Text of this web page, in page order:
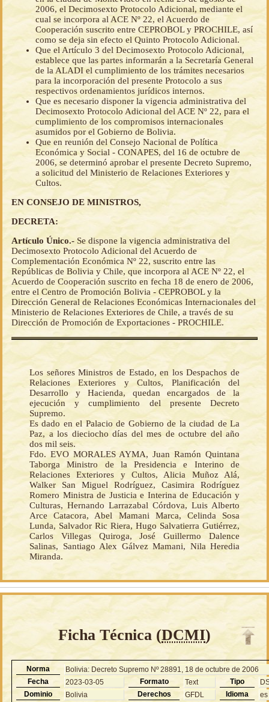
2006, el Decimosexto Protocolo Adicional, mediante el
cual se incorpora al ACE Nº 22, el Acuerdo de
Cooperación suscrito entre CEPROBOL y PROCHILE, así
como se deja sin efecto el Quinto Protocolo Adicional.
Que el Artículo 3 del Decimosexto Protocolo Adicional,
establece que las partes informarán a la Secretaría General
de la ALADI el cumplimiento de los trámites necesarios
para la incorporación del presente Protocolo a sus
respectivos ordenamientos jurídicos internos.
Que es necesario disponer la vigencia administrativa del
Decimosexto Protocolo Adicional del ACE Nº 22, para el
cumplimiento de los compromisos internacionales
asumidos por el Gobierno de Bolivia.
Que en reunión del Consejo Nacional de Política
Económica y Social - CONAPES, del 16 de octubre de
2006, se determinó aprobar el presente Decreto Supremo,
a solicitud del Ministerio de Relaciones Exteriores y
Cultos.
EN CONSEJO DE MINISTROS,
DECRETA:
Artículo Único.- Se dispone la vigencia administrativa del
Decimosexto Protocolo Adicional del Acuerdo de
Complementación Económica Nº 22, suscrito entre las
Repúblicas de Bolivia y Chile, que incorpora al ACE Nº 22, el
Acuerdo de Cooperación suscrito en fecha 18 de enero de 2006,
entre el Centro de Promoción Bolivia - CEPROBOL y la
Dirección General de Relaciones Económicas Internacionales del
Ministerio de Relaciones Exteriores de Chile, a través de su
Dirección de Promoción de Exportaciones - PROCHILE.
Los señores Ministros de Estado, en los Despachos de
Relaciones Exteriores y Cultos, Planificación del
Desarrollo y Hacienda, quedan encargados de la
ejecución y cumplimiento del presente Decreto
Supremo.
Es dado en el Palacio de Gobierno de la ciudad de La
Paz, a los dieciocho días del mes de octubre del año
dos mil seis.
Fdo. EVO MORALES AYMA, Juan Ramón Quintana
Taborga Ministro de la Presidencia e Interino de
Relaciones Exteriores y Cultos, Alicia Muñoz Alá,
Walker San Miguel Rodríguez, Casimira Rodríguez
Romero Ministra de Justicia e Interina de Educación y
Culturas, Hernando Larrazabal Córdova, Luis Alberto
Arce Catacora, Abel Mamani Marca, Celinda Sosa
Lunda, Salvador Ric Riera, Hugo Salvatierra Gutiérrez,
Carlos Villegas Quiroga, José Guillermo Dalence
Salinas, Santiago Alex Gálvez Mamani, Nila Heredia
Miranda.
Ficha Técnica (DCMI)
Norma
Bolivia: Decreto Supremo Nº 28891, 18 de octubre de 2006
Fecha
2023-03-05 Formato Text Tipo
Dominio
Bolivia Derechos GFDL Idioma es